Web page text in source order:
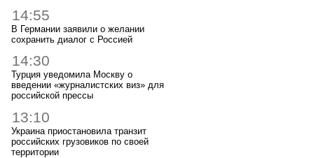
14:55
В Германии заявили о желании
сохранить диалог с Россией
14:30
Турция уведомила Москву о
введении «журналистских виз» для
российской прессы
13:10
Украина приостановила транзит
российских грузовиков по своей
территории